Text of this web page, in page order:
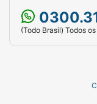
(Todo Brasil) Todos